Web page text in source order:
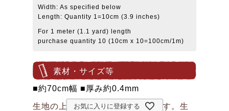
Width: As specified below
Length: Quantity 1=10cm (3.9 inches)
For 1 meter (1.1 yard) length
purchase quantity 10 (10cm x 10=100cm/1m)
素材・サイズ等
■約70cm幅 ■厚み約0.4mm
生地の上のボタンは直径約2cmです。生
お気に入りに登録する